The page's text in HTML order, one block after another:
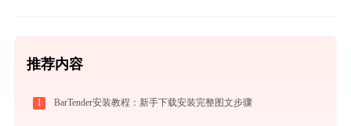
推荐内容
1 BarTender安装教程：新手下载安装完整图文步骤